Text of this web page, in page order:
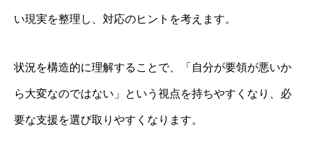
い現実を整理し、対応のヒントを考えます。
状況を構造的に理解することで、「自分が要領が悪いか
ら大変なのではない」という視点を持ちやすくなり、必
要な支援を選び取りやすくなります。